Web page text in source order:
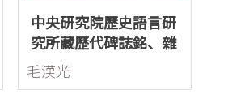
中央研究院歷史語言研
究所藏歷代碑誌銘、雜
誌銘、塔誌銘拓片目錄
(附索引)
毛漢光